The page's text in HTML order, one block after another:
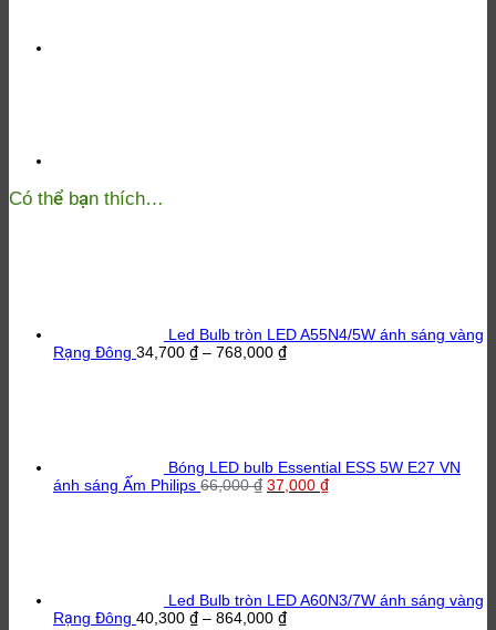
lượng
Có thể bạn thích…
Led Bulb tròn LED A55N4/5W ánh sáng vàng
Rạng Đông 34,700 ₫ – 768,000 ₫Khoảng
Bóng LED bulb Essential ESS 5W E27 VN
ánh sáng Ấm Philips 66,000₫ Giá
37,000 ₫Giá
Led Bulb tròn LED A60N3/7W ánh sáng vàng
Rạng Đông 40,300 ₫ – 864,000 ₫Khoảng